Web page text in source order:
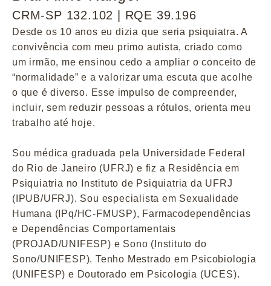
CRM-SP 132.102 | RQE 39.196
Desde os 10 anos eu dizia que seria psiquiatra. A
convivência com meu primo autista, criado como
um irmão, me ensinou cedo a ampliar o conceito de
“normalidade” e a valorizar uma escuta que acolhe
o que é diverso. Esse impulso de compreender,
incluir, sem reduzir pessoas a rótulos, orienta meu
trabalho até hoje.
Sou médica graduada pela Universidade Federal
do Rio de Janeiro (UFRJ) e fiz a Residência em
Psiquiatria no Instituto de Psiquiatria da UFRJ
(IPUB/UFRJ). Sou especialista em Sexualidade
Humana (IPq/HC-FMUSP), Farmacodependências
e Dependências Comportamentais
(PROJAD/UNIFESP) e Sono (Instituto do
Sono/UNIFESP). Tenho Mestrado em Psicobiologia
(UNIFESP) e Doutorado em Psicologia (UCES).